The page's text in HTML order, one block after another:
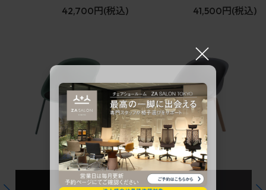
42,700円 (税込) 41,500円 (税込)
×